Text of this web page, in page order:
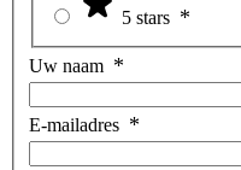
5 stars
Uw naam
E-mailadres